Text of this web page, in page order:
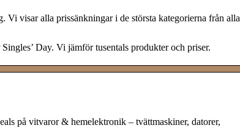
Vi visar alla prissänkningar i de största kategorierna från alla
Day. Vi jämför tusentals produkter och priser.
på vitvaror & hemelektronik – tvättmaskiner, datorer,